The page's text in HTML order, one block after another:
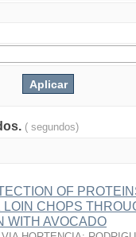
( segundos)
OF
CHOPS
WITH AVOCADO